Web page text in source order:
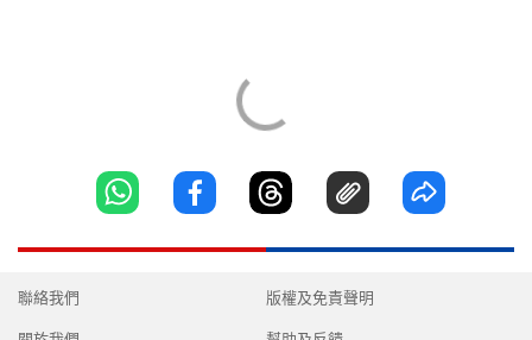
聯絡我們 版權及免責聲明